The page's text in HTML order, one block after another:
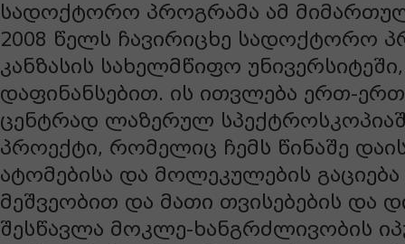
სადოქტორო პროგრამა ამ
2008 წელს ჩავირიცხე სადოქტორო
კანზასის სახელმწიფო
დაფინანსებით. ის ითვლება ერთ-ერთ
ცენტრად ლაზერულ
პროექტი, რომელიც ჩემს წინაშე
ატომებისა და მოლეკულების
მეშვეობით და მათი თვისებების და
შესწავლა მოკლე-ხანგრძლივობის